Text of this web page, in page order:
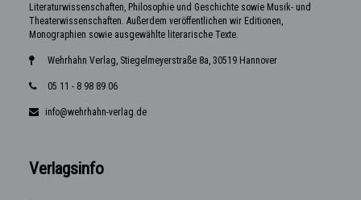
Literaturwissenschaften, Philosophie und Geschichte sowie Musik- und
Theaterwissenschaften. Außerdem veröffentlichen wir Editionen,
Monographien sowie ausgewählte literarische Texte.
Wehrhahn Verlag, Stiegelmeyerstraße 8a, 30519 Hannover
05 11 - 8 98 89 06
info@wehrhahn-verlag.de
Verlagsinfo